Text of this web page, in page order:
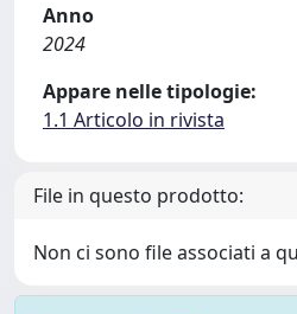
Anno
2024
Appare nelle tipologie:
1.1 Articolo in rivista
File in questo prodotto:
Non ci sono file associati a